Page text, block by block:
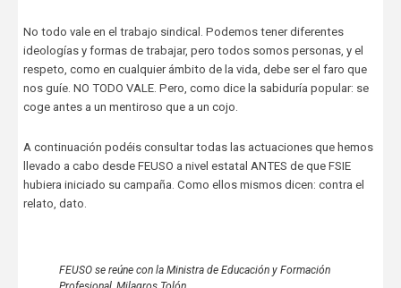
No todo vale en el trabajo sindical. Podemos tener diferentes
ideologías y formas de trabajar, pero todos somos personas, y el
respeto, como en cualquier ámbito de la vida, debe ser el faro que
nos guíe. NO TODO VALE. Pero, como dice la sabiduría popular: se
coge antes a un mentiroso que a un cojo.
A continuación podéis consultar todas las actuaciones que hemos
llevado a cabo desde FEUSO a nivel estatal ANTES de que FSIE
hubiera iniciado su campaña. Como ellos mismos dicen: contra el
relato, dato.
FEUSO se reúne con la Ministra de Educación y Formación